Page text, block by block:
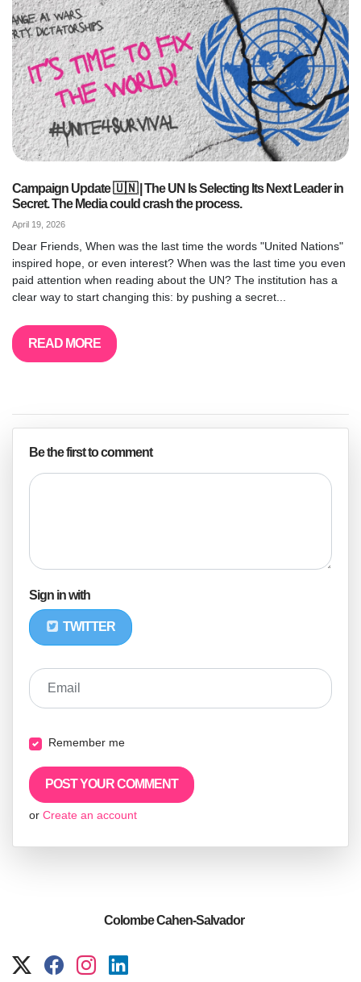
Campaign Update 🇺🇳 | The UN Is Selecting Its Next Leader in
Secret. The Media could crash the process.
April 19, 2026
Dear Friends, When was the last time the words "United Nations"
inspired hope, or even interest? When was the last time you even
paid attention when reading about the UN? The institution has a
clear way to start changing this: by pushing a secret...
READ MORE
Be the first to comment
Sign in with
TWITTER
Email
Remember me
or Create an account
Colombe Cahen-Salvador